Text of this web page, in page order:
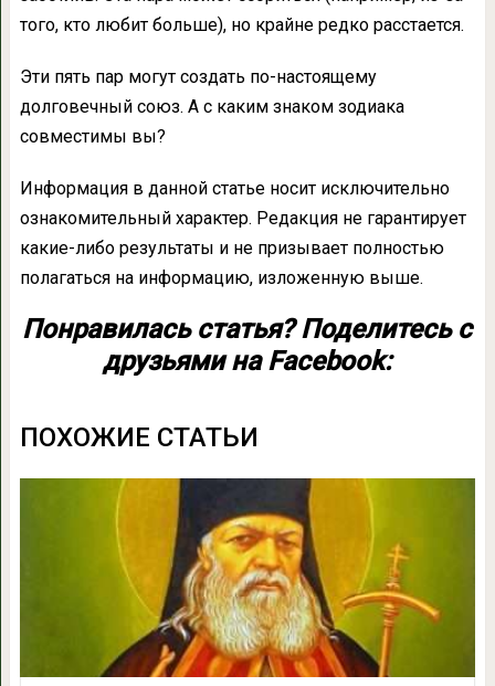
того, кто любит больше), но крайне редко расстается.
Эти пять пар могут создать по-настоящему
долговечный союз. А с каким знаком зодиака
совместимы вы?
Информация в данной статье носит исключительно
ознакомительный характер. Редакция не гарантирует
какие-либо результаты и не призывает полностью
полагаться на информацию, изложенную выше.
Понравилась статья? Поделитесь с
друзьями на Facebook:
ПОХОЖИЕ СТАТЬИ